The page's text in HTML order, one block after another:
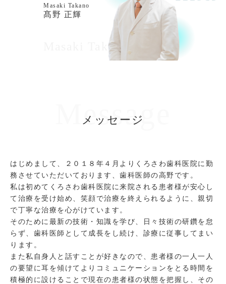
Masaki Takano
髙野 正輝
Masaki Takano
Message
メッセージ
はじめまして、２０１８年４月よりくろさわ歯科医院に勤
務させていただいております、歯科医師の高野です。
私は初めてくろさわ歯科医院に来院される患者様が安心し
て治療を受け始め、笑顔で治療を終えられるように、親切
で丁寧な治療を心がけています。
そのために最新の技術・知識を学び、日々技術の研鑽を怠
らず、歯科医師として成長をし続け、診療に従事してまい
ります。
また私自身人と話すことが好きなので、患者様の一人一人
の要望に耳を傾けてよりコミュニケーションをとる時間を
積極的に設けることで現在の患者様の状態を把握し、その